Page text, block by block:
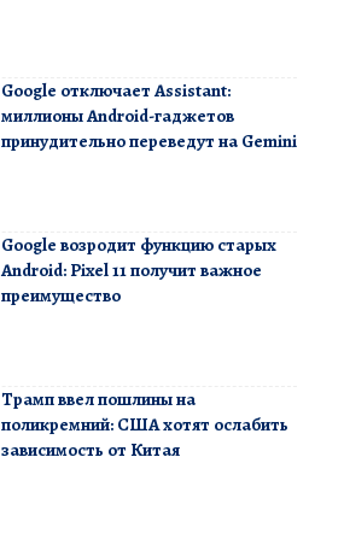
Google отключает Assistant:
миллионы Android-гаджетов
принудительно переведут на Gemini
Google возродит функцию старых
Android: Pixel 11 получит важное
преимущество
Трамп ввел пошлины на
поликремний: США хотят ослабить
зависимость от Китая